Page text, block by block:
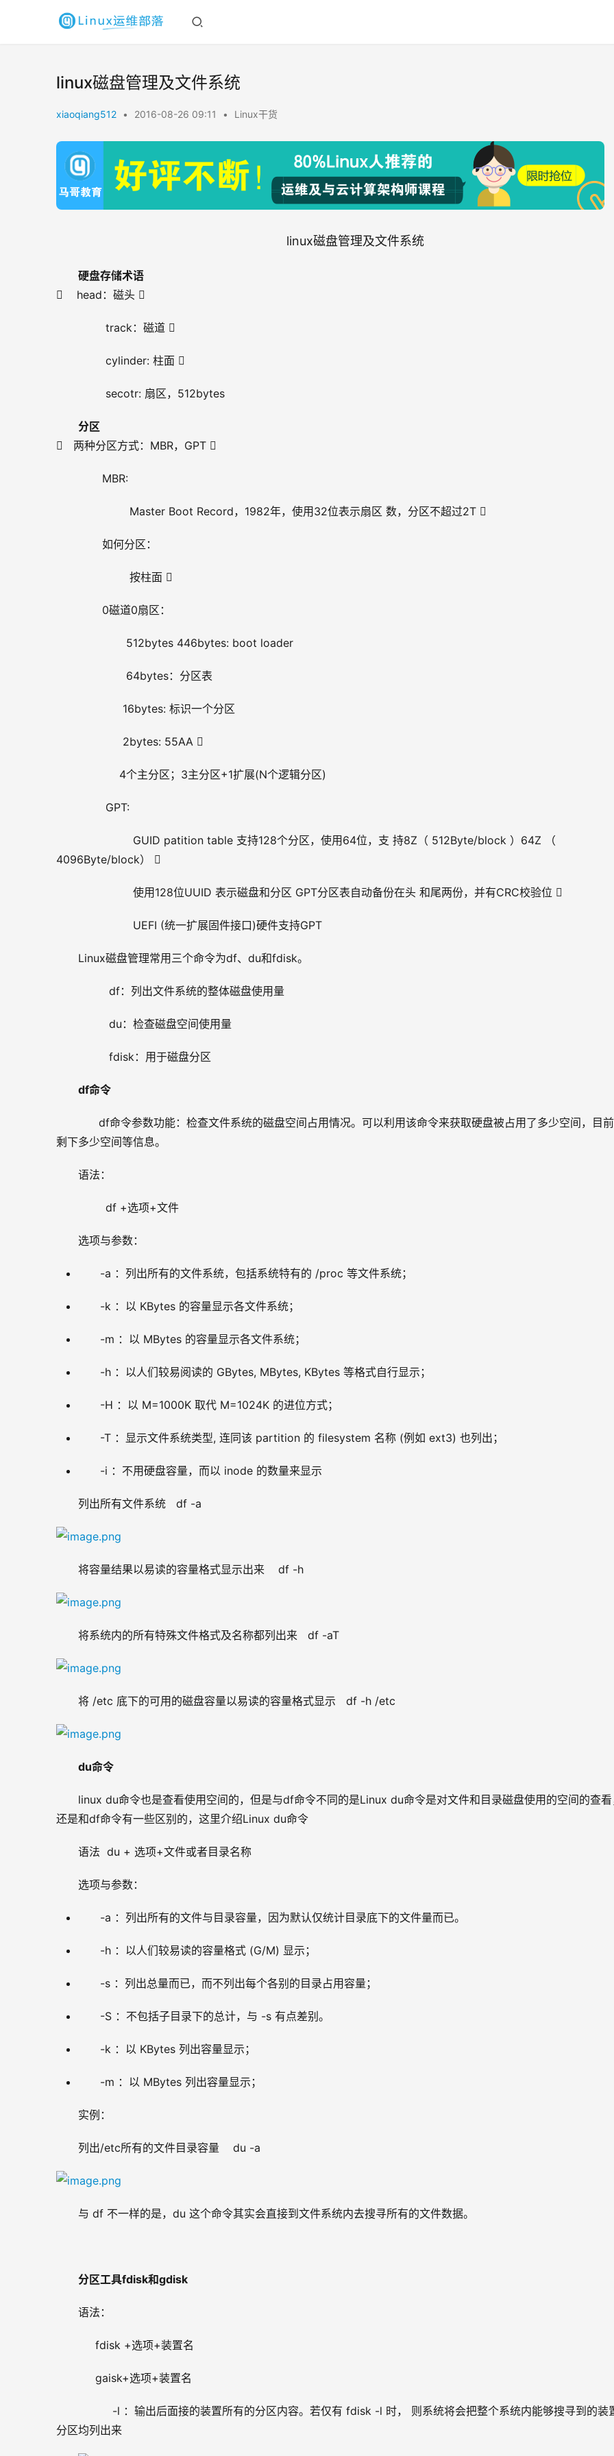
linux磁盘管理及文件系统
xiaoqiang512 • 2016-08-26 09:11 • Linux干货
linux磁盘管理及文件系统
硬盘存储术语
    head：磁头 
track：磁道 
cylinder: 柱面 
secotr: 扇区，512bytes
分区
   两种分区方式：MBR，GPT 
MBR:
Master Boot Record，1982年，使用32位表示扇区 数，分区不超过2T 
如何分区：
按柱面 
0磁道0扇区：
512bytes 446bytes: boot loader
64bytes：分区表
16bytes: 标识一个分区
2bytes: 55AA 
4个主分区；3主分区+1扩展(N个逻辑分区)
GPT:
GUID patition table 支持128个分区，使用64位，支 持8Z（ 512Byte/block ）64Z （
4096Byte/block） 
使用128位UUID 表示磁盘和分区 GPT分区表自动备份在头 和尾两份，并有CRC校验位 
UEFI (统一扩展固件接口)硬件支持GPT
Linux磁盘管理常用三个命令为df、du和fdisk。
df：列出文件系统的整体磁盘使用量
du：检查磁盘空间使用量
fdisk：用于磁盘分区
df命令
df命令参数功能：检查文件系统的磁盘空间占用情况。可以利用该命令来获取硬盘被占用了多少空间，目
剩下多少空间等信息。
语法：
df +选项+文件
选项与参数：
-a ：列出所有的文件系统，包括系统特有的 /proc 等文件系统；
-k ：以 KBytes 的容量显示各文件系统；
-m ：以 MBytes 的容量显示各文件系统；
-h ：以人们较易阅读的 GBytes, MBytes, KBytes 等格式自行显示；
-H ：以 M=1000K 取代 M=1024K 的进位方式；
-T ：显示文件系统类型, 连同该 partition 的 filesystem 名称 (例如 ext3) 也列出；
-i ：不用硬盘容量，而以 inode 的数量来显示
列出所有文件系统   df -a
将容量结果以易读的容量格式显示出来    df -h
将系统内的所有特殊文件格式及名称都列出来   df -aT
将 /etc 底下的可用的磁盘容量以易读的容量格式显示   df -h /etc
du命令
linux du命令也是查看使用空间的，但是与df命令不同的是Linux du命令是对文件和目录磁盘使用的空间的查
还是和df命令有一些区别的，这里介绍Linux du命令
语法  du + 选项+文件或者目录名称
选项与参数：
-a ：列出所有的文件与目录容量，因为默认仅统计目录底下的文件量而已。
-h ：以人们较易读的容量格式 (G/M) 显示；
-s ：列出总量而已，而不列出每个各别的目录占用容量；
-S ：不包括子目录下的总计，与 -s 有点差别。
-k ：以 KBytes 列出容量显示；
-m ：以 MBytes 列出容量显示；
实例：
列出/etc所有的文件目录容量    du -a
与 df 不一样的是，du 这个命令其实会直接到文件系统内去搜寻所有的文件数据。
分区工具fdisk和gdisk
语法：
fdisk +选项+装置名
gaisk+选项+装置名
-l ：输出后面接的装置所有的分区内容。若仅有 fdisk -l 时， 则系统将会把整个系统内能够搜寻到的装
分区均列出来